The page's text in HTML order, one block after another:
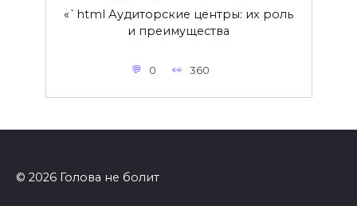
«`html Аудиторские центры: их роль
и преимущества
0 360
© 2026 Голова не болит